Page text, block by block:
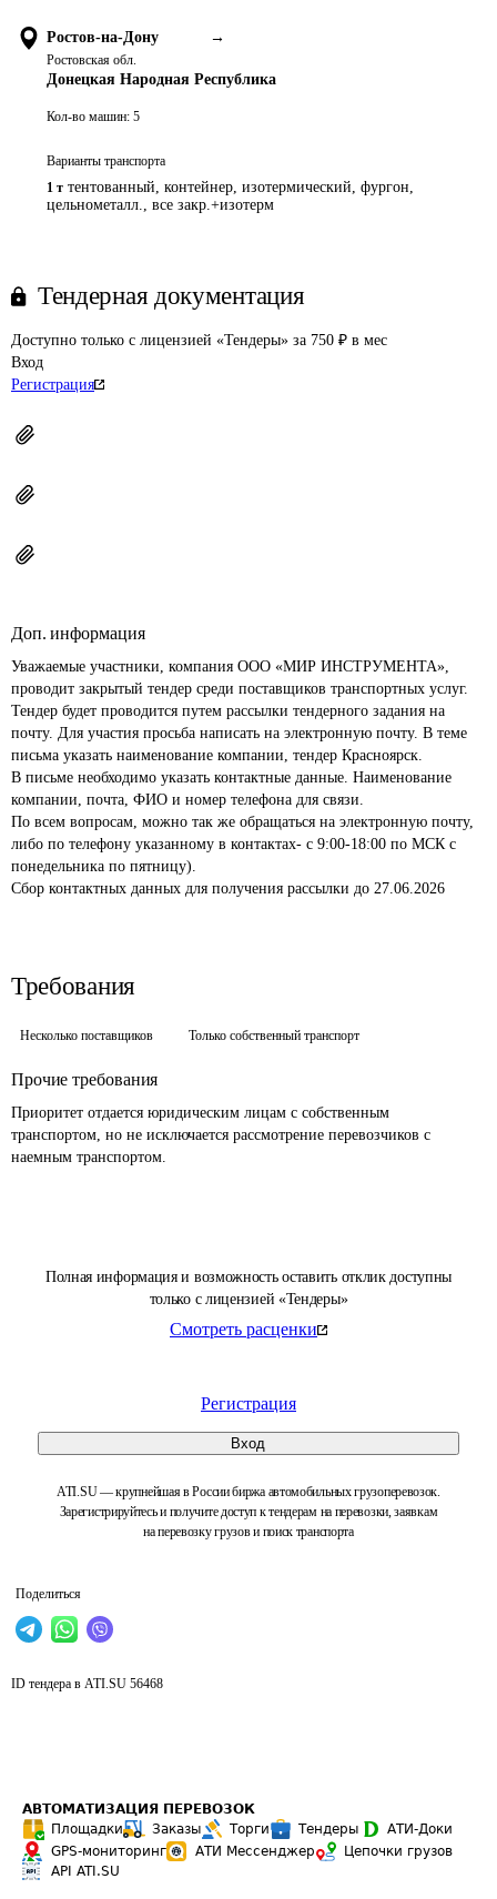
Полная информация и возможность оставить отклик доступны
только с лицензией «Тендеры»
Смотреть расценки
Регистрация
Вход
ATI.SU — крупнейшая в России биржа автомобильных грузоперевозок.
Зарегистрируйтесь и получите доступ к тендерам на перевозки, заявкам
на перевозку грузов и поиск транспорта
Поделиться
Ростов-на-Дону →
Ростовская обл.
Донецкая Народная Республика
Кол-во машин: 5
Варианты транспорта
1 т тентованный, контейнер, изотермический, фургон,
цельнометалл., все закр.+изотерм
Тендерная документация
Доступно только с лицензией «Тендеры» за 750 ₽ в мес
Вход
Регистрация
Доп. информация
Уважаемые участники, компания ООО «МИР ИНСТРУМЕНТА»,
проводит закрытый тендер среди поставщиков транспортных услуг.
Тендер будет проводится путем рассылки тендерного задания на
почту. Для участия просьба написать на электронную почту. В теме
письма указать наименование компании, тендер Красноярск.
В письме необходимо указать контактные данные. Наименование
компании, почта, ФИО и номер телефона для связи.
По всем вопросам, можно так же обращаться на электронную почту,
либо по телефону указанному в контактах- с 9:00-18:00 по МСК с
понедельника по пятницу).
Сбор контактных данных для получения рассылки до 27.06.2026
Требования
Несколько поставщиков Только собственный транспорт
Прочие требования
Приоритет отдается юридическим лицам с собственным
транспортом, но не исключается рассмотрение перевозчиков с
наемным транспортом.
ID тендера в ATI.SU 56468
АВТОМАТИЗАЦИЯ ПЕРЕВОЗОК
Площадки
Заказы Торги Тендеры
АТИ-Доки
GPS-мониторинг
АТИ Мессенджер
Цепочки грузов
API ATI.SU